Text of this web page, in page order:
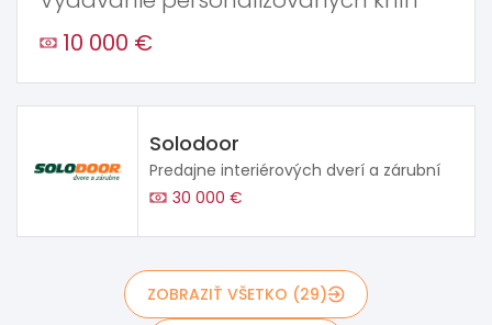
10 000 €
Solodoor
Predajne interiérových dverí a zárubní
30 000 €
ZOBRAZIŤ VŠETKO (29)